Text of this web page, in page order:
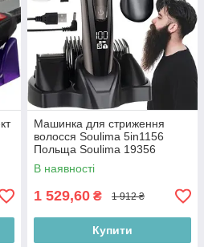
Машинка для стриження
волосся Soulima 5in1156
Польща Soulima 19356
В наявності
1 529,60 ₴ 1 912 ₴
Купити